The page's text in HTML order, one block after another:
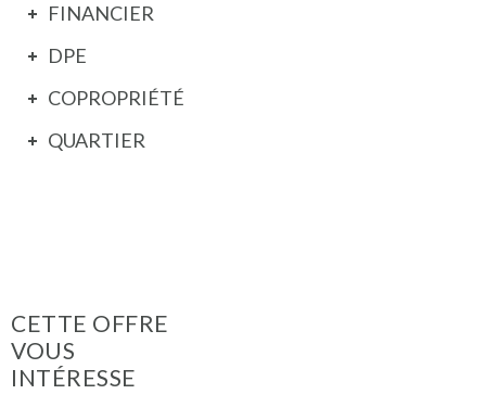
FINANCIER
DPE
COPROPRIÉTÉ
QUARTIER
CETTE OFFRE
VOUS
INTÉRESSE